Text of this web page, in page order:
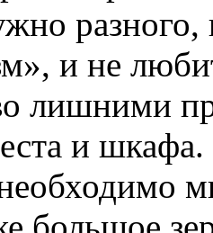
разного,
и не
лишними
и